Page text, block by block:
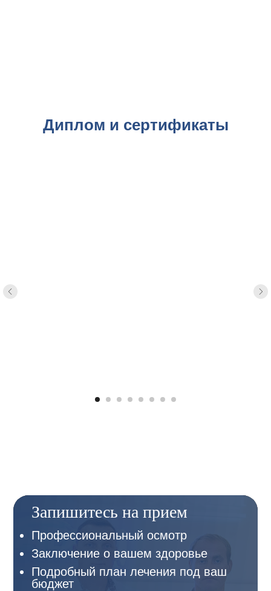
Диплом и сертификаты
Запишитесь на прием
Профессиональный осмотр
Заключение о вашем здоровье
Подробный план лечения под ваш
бюджет